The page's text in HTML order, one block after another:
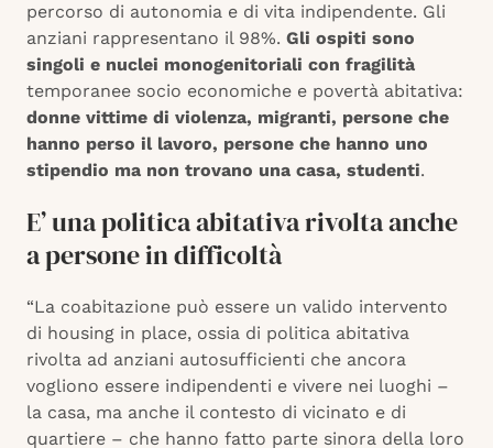
percorso di autonomia e di vita indipendente. Gli
anziani rappresentano il 98%. Gli ospiti sono
singoli e nuclei monogenitoriali con fragilità
temporanee socio economiche e povertà abitativa:
donne vittime di violenza, migranti, persone che
hanno perso il lavoro, persone che hanno uno
stipendio ma non trovano una casa, studenti.
E’ una politica abitativa rivolta anche
a persone in difficoltà
“La coabitazione può essere un valido intervento
di housing in place, ossia di politica abitativa
rivolta ad anziani autosufficienti che ancora
vogliono essere indipendenti e vivere nei luoghi –
la casa, ma anche il contesto di vicinato e di
quartiere – che hanno fatto parte sinora della loro